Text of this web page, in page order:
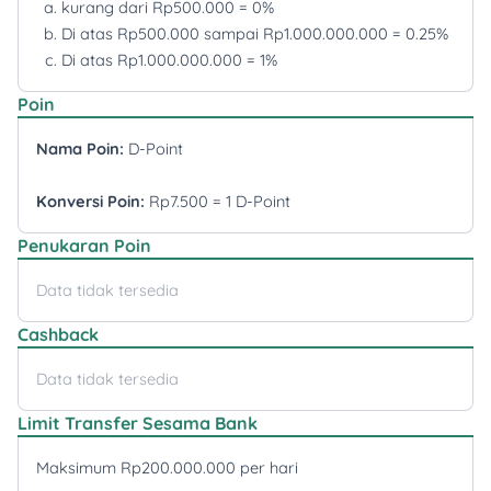
Promo Lainnya
Promo Kasoem Vision Care mendapatkan diskon
kamar Grand City View Room, Grand King
Room, Capital Suite City View Room
Promo Waterbom Bali berlaku untuk kartu debit,
kredit, dan charge Danamon kecuali Corporate
Card
Promo Hotel Gran Melia Jakarta berlaku untuk
pemesanan melalui website. Promo restoran
kurang dari Rp500.000 = 0%
Di atas Rp500.000 sampai Rp1.000.000.000 = 0.25%
Di atas Rp1.000.000.000 = 1%
Poin
Nama Poin: D-Point
Konversi Poin: Rp7.500 = 1 D-Point
Penukaran Poin
Data tidak tersedia
Cashback
Data tidak tersedia
Limit Transfer Sesama Bank
Maksimum Rp200.000.000 per hari